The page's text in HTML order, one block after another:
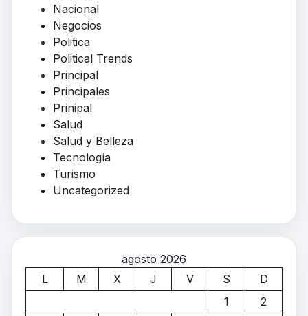
Nacional
Negocios
Politica
Political Trends
Principal
Principales
Prinipal
Salud
Salud y Belleza
Tecnología
Turismo
Uncategorized
agosto 2026
L
M X J V S
D
1
2